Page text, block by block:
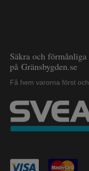
Säkra och
på Gränsbygden.se
Få hem varorna först